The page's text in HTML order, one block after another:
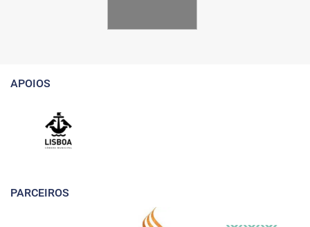
APOIOS
PARCEIROS